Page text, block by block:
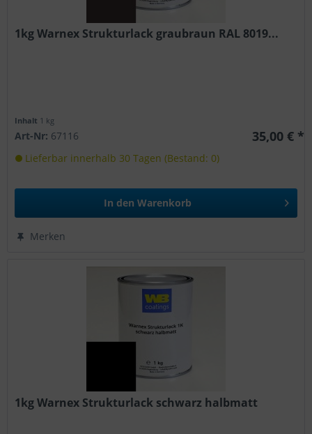
1kg Warnex Strukturlack graubraun RAL 8019...
Inhalt 1 kg
Art-Nr: 67116 35,00 € *
Lieferbar innerhalb 30 Tagen (Bestand: 0)
In den Warenkorb
Merken
1kg Warnex Strukturlack schwarz halbmatt